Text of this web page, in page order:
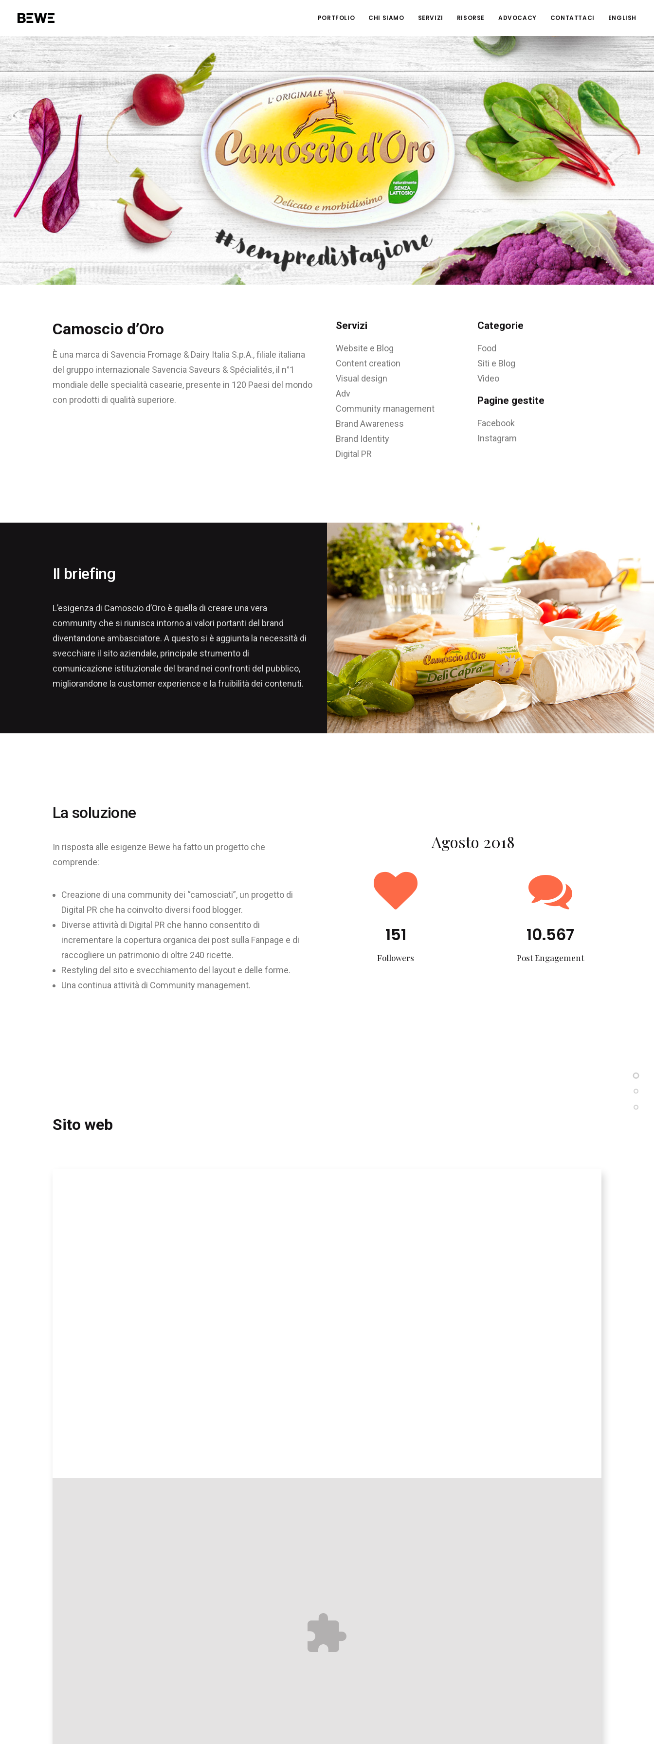
PORTFOLIO CHI SIAMO SERVIZI RISORSE ADVOCACY CONTATTACI ENGLISH
Camoscio d’Oro
È una marca di Savencia Fromage & Dairy Italia S.p.A., filiale italiana
del gruppo internazionale Savencia Saveurs & Spécialités, il n°1
mondiale delle specialità casearie, presente in 120 Paesi del mondo
con prodotti di qualità superiore.
Servizi
Website e Blog
Content creation
Visual design
Adv
Community management
Brand Awareness
Brand Identity
Digital PR
Categorie
Food
Siti e Blog
Video
Pagine gestite
Facebook
Instagram
Il briefing
L’esigenza di Camoscio d’Oro è quella di creare una vera
community che si riunisca intorno ai valori portanti del brand
diventandone ambasciatore. A questo si è aggiunta la necessità di
svecchiare il sito aziendale, principale strumento di
comunicazione istituzionale del brand nei confronti del pubblico,
migliorandone la customer experience e la fruibilità dei contenuti.
La soluzione
In risposta alle esigenze Bewe ha fatto un progetto che
comprende:
Creazione di una community dei “camosciati”, un progetto di
Digital PR che ha coinvolto diversi food blogger.
Diverse attività di Digital PR che hanno consentito di
incrementare la copertura organica dei post sulla Fanpage e di
raccogliere un patrimonio di oltre 240 ricette.
Restyling del sito e svecchiamento del layout e delle forme.
Una continua attività di Community management.
Agosto 2018
151
Followers
10.567
Post Engagement
Sito web